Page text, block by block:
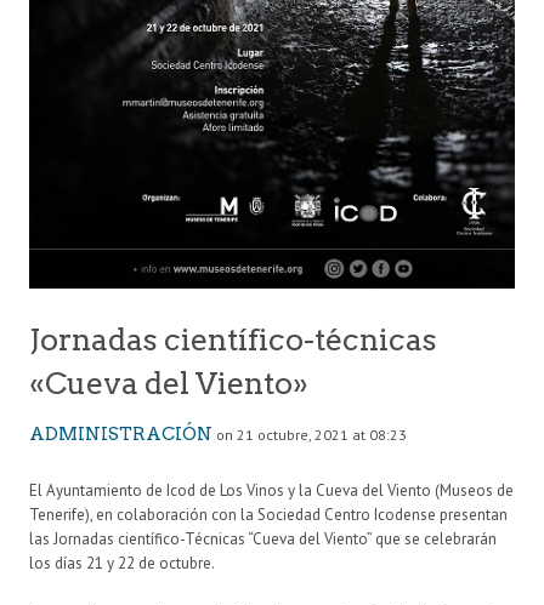
Jornadas científico-técnicas
«Cueva del Viento»
ADMINISTRACIÓN on 21 octubre, 2021 at 08:23
El Ayuntamiento de Icod de Los Vinos y la Cueva del Viento (Museos de
Tenerife), en colaboración con la Sociedad Centro Icodense presentan
las Jornadas científico-Técnicas “Cueva del Viento” que se celebrarán
los días 21 y 22 de octubre.